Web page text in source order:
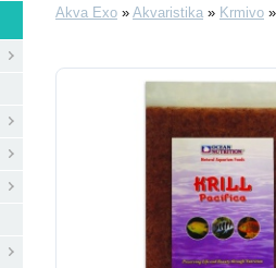
Akva Exo » Akvaristika » Krmivo